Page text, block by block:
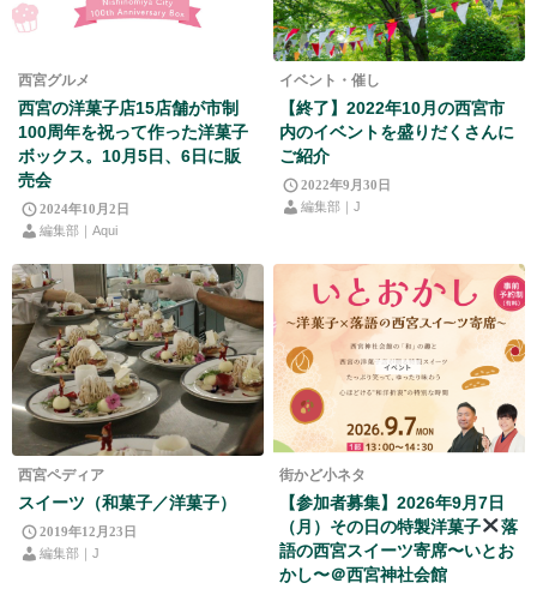
西宮グルメ
西宮の洋菓子店15店舗が市制
100周年を祝って作った洋菓子
ボックス。10月5日、6日に販
売会
2024年10月2日
編集部｜Aqui
イベント・催し
【終了】2022年10月の西宮市
内のイベントを盛りだくさんに
ご紹介
2022年9月30日
編集部｜J
西宮ペディア
スイーツ（和菓子／洋菓子）
2019年12月23日
編集部｜J
街かど小ネタ
【参加者募集】2026年9月7日
（月）その日の特製洋菓子
落
語の西宮スイーツ寄席〜いとお
かし〜＠西宮神社会館